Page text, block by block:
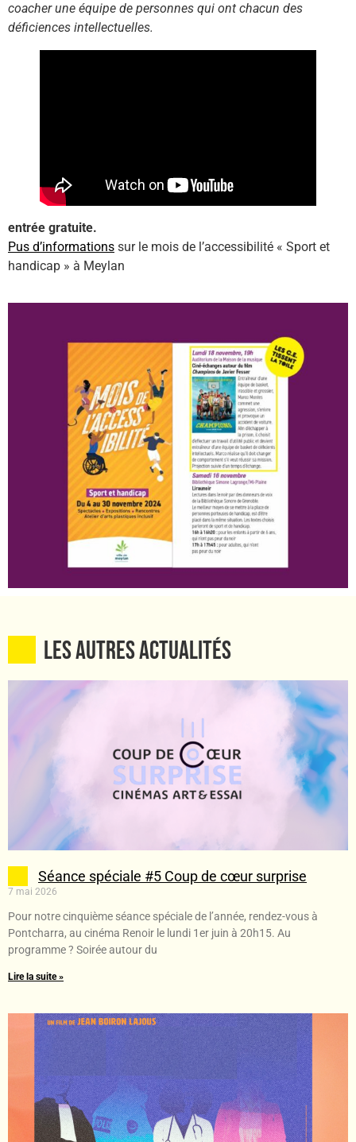
coacher une équipe de personnes qui ont chacun des
déficiences intellectuelles.
entrée gratuite.
Pus d’informations sur le mois de l’accessibilité « Sport et
handicap » à Meylan
Les autres ACTUALITÉS
Séance spéciale #5 Coup de cœur surprise
7 mai 2026
Pour notre cinquième séance spéciale de l’année, rendez-vous à
Pontcharra, au cinéma Renoir le lundi 1er juin à 20h15. Au
programme ? Soirée autour du
Lire la suite »